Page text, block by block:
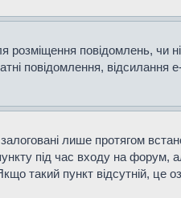
розміщення повідомлень, чи
повідомлення,
лише протягом
під час входу на форум,
такий пункт відсутній, це